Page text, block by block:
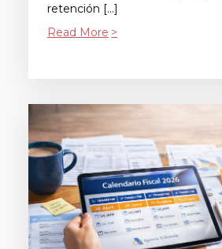
retención […]
Read More